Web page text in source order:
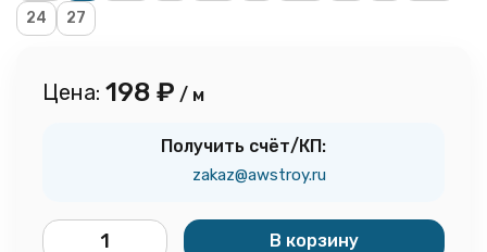
24
27
Цена: 198 ₽ / м
Получить счёт/КП:
zakaz@awstroy.ru
В корзину